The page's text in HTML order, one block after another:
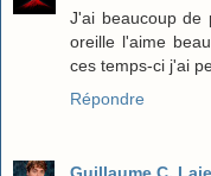
J'ai beaucoup de
oreille l'aime
ces temps-ci j'ai
Répondre